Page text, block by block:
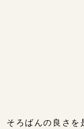
そろばんの良さ